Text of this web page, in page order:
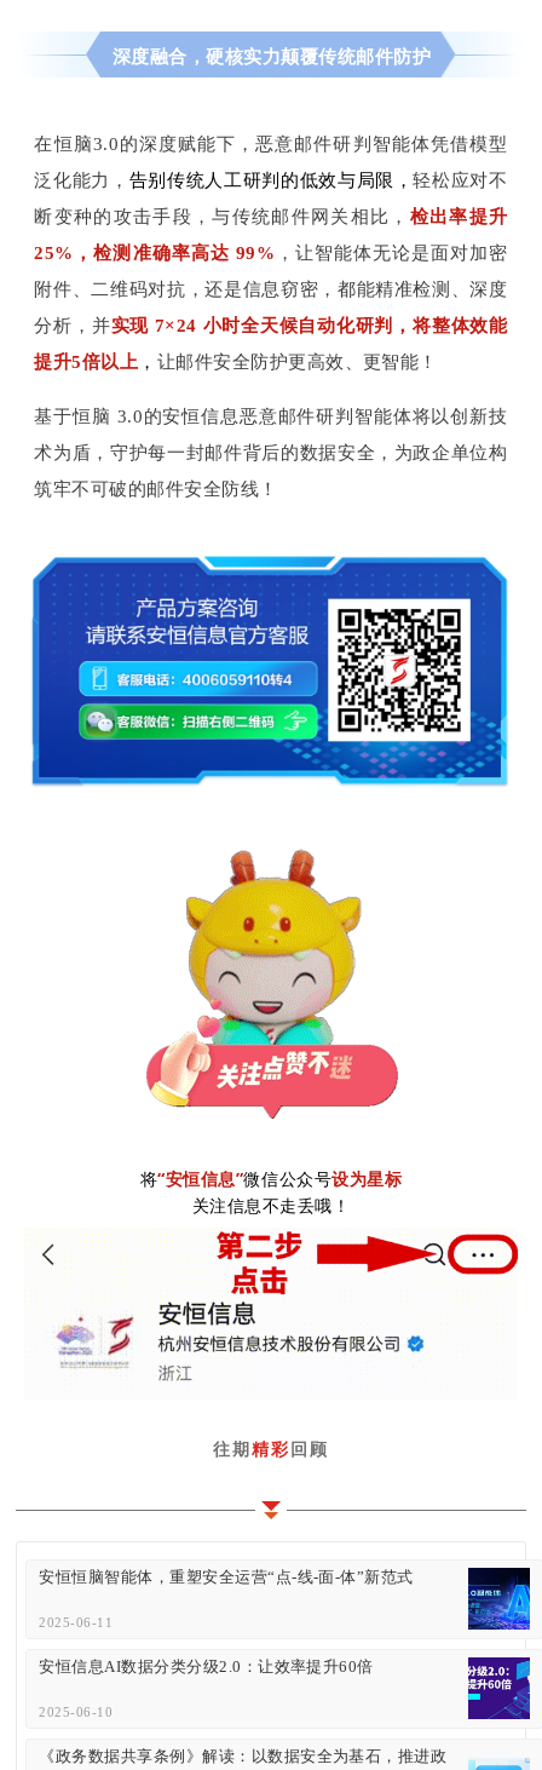
深度融合，硬核实力颠覆传统邮件防护
在恒脑3.0的深度赋能下，恶意邮件研判智能体凭借模型
泛化能力， 告别传统人工研判的低效与局限，轻松应对不
断变种的攻击手段，与传统邮件网关相比， 检出率提升
25%，检测准确率高达 99% ， 让智能体无论是面对加密
附件、二维码对抗，还是信息窃密，都能精准检测、深度
分析，并实现 7×24 小时全天候自动化研判，将整体效能
提升5倍以上 ， 让邮件安全防护更高效、更智能！
基于恒脑 3.0的安恒信息恶意邮件研判智能体将以创新技
术为盾，守护每一封邮件背后的数据安全，为政企单位构
筑牢不可破的邮件安全防线！
将“安恒信息”微信公众号设为星标
关注信息不走丢哦！
往期精彩回顾
安恒恒脑智能体，重塑安全运营“点-线-面-体”新范式
2025-06-11
安恒信息AI数据分类分级2.0：让效率提升60倍
2025-06-10
《政务数据共享条例》解读：以数据安全为基石，推进政